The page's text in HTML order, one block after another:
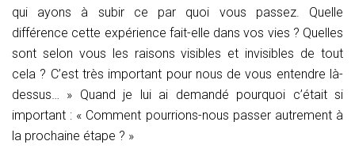
qui ayons à subir ce par quoi vous passez. Quelle
différence cette expérience fait-elle dans vos vies ? Quelles
sont selon vous les raisons visibles et invisibles de tout
cela ? C’est très important pour nous de vous entendre là-
dessus… » Quand je lui ai demandé pourquoi c’était si
important : « Comment pourrions-nous passer autrement à
la prochaine étape ? »